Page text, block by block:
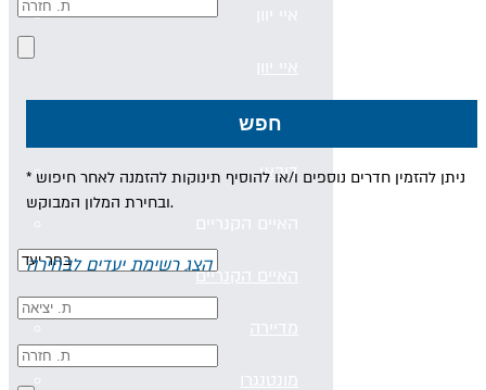
איי יוון
איי יוון
קפריסין
דובאי
האיים הקנריים
האיים הקנריים
מדיירה
מונטנגרו
חפש
* ניתן להזמין חדרים נוספים ו/או להוסיף תינוקות להזמנה לאחר חיפוש
ובחירת המלון המבוקש.
הצג רשימת יעדים לבחירה